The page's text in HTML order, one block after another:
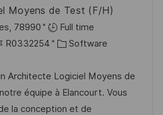
Moyens de Test (F/H)
78990
Full time
R0332254
K
t
e
g
Software
Architecte Logiciel Moyens de
équipe à Elancourt. Vous
la conception et de